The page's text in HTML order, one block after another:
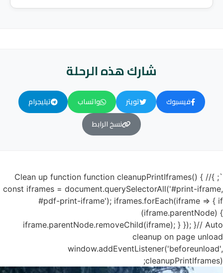
شارك هذه الرحلة
فيسبوك تويتر واتساب
تيليجرام
نسخ الرابط
`; }// Clean up function function cleanupPrintIframes() {
const iframes = document.querySelectorAll('#print-iframe,
#pdf-print-iframe'); iframes.forEach(iframe => { if
(iframe.parentNode) {
iframe.parentNode.removeChild(iframe); } }); }// Auto
cleanup on page unload
window.addEventListener('beforeunload',
cleanupPrintIframes);